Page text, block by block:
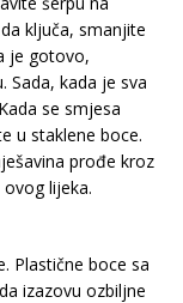
ključa, smanjite
je gotovo,
Sada, kada je sva
se smjesa
u staklene boce.
prođe kroz
lijeka.
Plastične boce sa
izazovu ozbiljne